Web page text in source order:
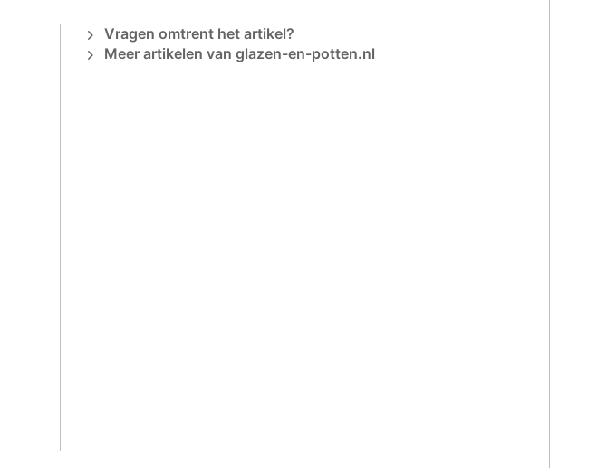
Vragen omtrent het artikel?
Meer artikelen van glazen-en-potten.nl